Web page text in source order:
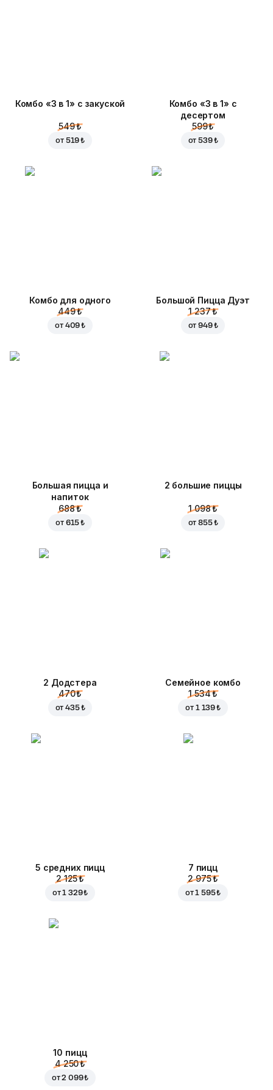
Комбо «3 в 1» с закуской
549 ₺
от 519 ₺
Комбо «3 в 1» с
десертом
599 ₺
от539 ₺
Комбо для одного
449 ₺
от 409 ₺
Большой Пицца Дуэт
1 237 ₺
от949 ₺
Большая пицца и
напиток
688 ₺
от 615 ₺
2 большие пиццы
1 098 ₺
от855 ₺
2 Додстера
470 ₺
от435 ₺
Семейное комбо
1 534 ₺
от 1 139 ₺
5 средних пицц
2 125 ₺
от1 329 ₺
7 пицц
2 975 ₺
от1 595 ₺
10 пицц
4 250 ₺
от2 099 ₺